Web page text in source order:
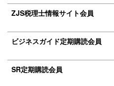
ZJS税理士情報サイト会員
ビジネスガイド定期購読会員
SR定期購読会員